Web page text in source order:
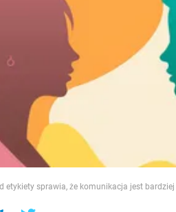
etykiety sprawia, że komunikacja jest